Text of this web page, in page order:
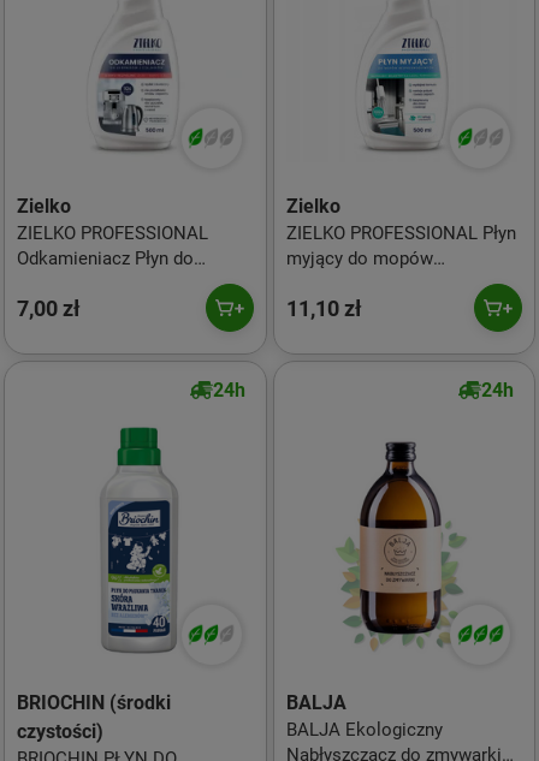
Zielko
ZIELKO PROFESSIONAL
Odkamieniacz Płyn do
czyszczenia ekspresów i
czajników 500ml
7,00 zł
Zielko
ZIELKO PROFESSIONAL Płyn
myjący do mopów
bezprzewodowych 500ml
11,10 zł
24h
BRIOCHIN (środki
czystości)
24h
BALJA
BALJA Ekologiczny
Nabłyszczacz do zmywarki